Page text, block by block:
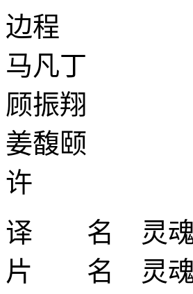
边程
马凡丁
顾振翔
姜馥颐
许
译 名 灵魂
片 名 灵魂